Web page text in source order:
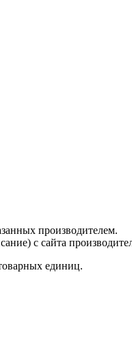
производителем.
с сайта
единиц.